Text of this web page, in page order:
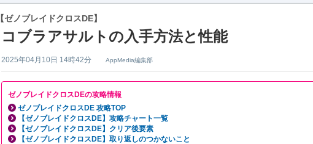
【ゼノブレイドクロスDE】
コブラアサルトの入手方法と性能
2025年04月10日 14時42分 AppMedia編集部
ゼノブレイドクロスDEの攻略情報
ゼノブレイドクロスDE 攻略TOP
【ゼノブレイドクロスDE】攻略チャート一覧
【ゼノブレイドクロスDE】クリア後要素
【ゼノブレイドクロスDE】取り返しのつかないこと